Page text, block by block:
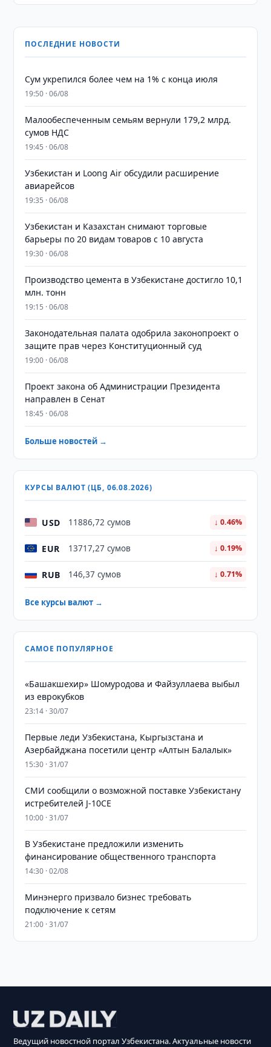
ПОСЛЕДНИЕ НОВОСТИ
Сум укрепился более чем на 1% с конца июля
19:50 · 06/08
Малообеспеченным семьям вернули 179,2 млрд.
сумов НДС
19:45 · 06/08
Узбекистан и Loong Air обсудили расширение
авиарейсов
19:35 · 06/08
Узбекистан и Казахстан снимают торговые
барьеры по 20 видам товаров с 10 августа
19:30 · 06/08
Производство цемента в Узбекистане достигло 10,1
млн. тонн
19:15 · 06/08
Законодательная палата одобрила законопроект о
защите прав через Конституционный суд
19:00 · 06/08
Проект закона об Администрации Президента
направлен в Сенат
18:45 · 06/08
Больше новостей →
КУРСЫ ВАЛЮТ (ЦБ, 06.08.2026)
USD 11886,72 сумов ↓ 0.46%
EUR 13717,27 сумов ↓ 0.19%
RUB 146,37 сумов ↓ 0.71%
Все курсы валют →
САМОЕ ПОПУЛЯРНОЕ
«Башакшехир» Шомуродова и Файзуллаева выбыл
из еврокубков
23:14 · 30/07
Первые леди Узбекистана, Кыргызстана и
Азербайджана посетили центр «Алтын Балалык»
15:30 · 31/07
СМИ сообщили о возможной поставке Узбекистану
истребителей J-10CE
10:00 · 31/07
В Узбекистане предложили изменить
финансирование общественного транспорта
14:30 · 02/08
Минэнерго призвало бизнес требовать
подключение к сетям
21:00 · 31/07
Ведущий новостной портал Узбекистана. Актуальные новости